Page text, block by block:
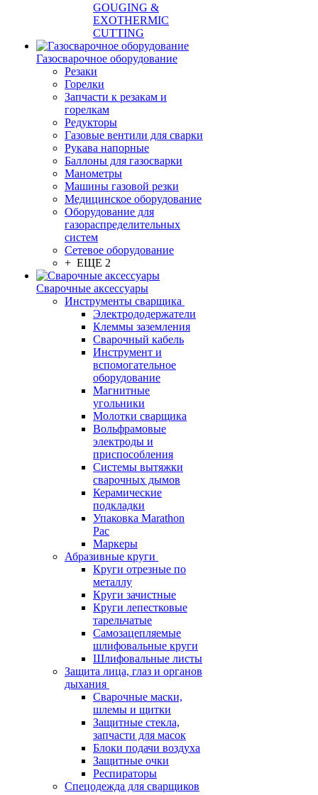
GOUGING &
EXOTHERMIC
CUTTING
Газосварочное оборудование
Резаки
Горелки
Запчасти к резакам и
горелкам
Редукторы
Газовые вентили для сварки
Рукава напорные
Баллоны для газосварки
Манометры
Машины газовой резки
Медицинское оборудование
Оборудование для
газораспределительных
систем
Сетевое оборудование
+ ЕЩЕ 2
Сварочные аксессуары
Инструменты сварщика
Электрододержатели
Клеммы заземления
Сварочный кабель
Инструмент и
вспомогательное
оборудование
Магнитные
угольники
Молотки сварщика
Вольфрамовые
электроды и
приспособления
Системы вытяжки
сварочных дымов
Керамические
подкладки
Упаковка Marathon
Pac
Маркеры
Абразивные круги
Круги отрезные по
металлу
Круги зачистные
Круги лепестковые
тарельчатые
Самозацепляемые
шлифовальные круги
Шлифовальные листы
Защита лица, глаз и органов
дыхания
Сварочные маски,
шлемы и щитки
Защитные стекла,
запчасти для масок
Блоки подачи воздуха
Защитные очки
Респираторы
Спецодежда для сварщиков